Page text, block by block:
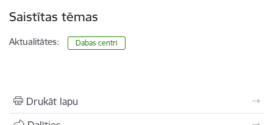
Saistītas tēmas
Aktualitātes: Dabas centri
Drukāt lapu